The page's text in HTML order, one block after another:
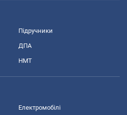
Підручники
ДПА
НМТ
Електромобілі